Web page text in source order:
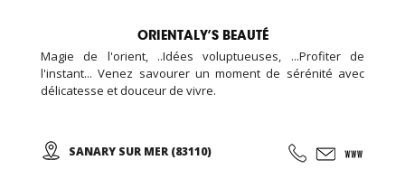
ORIENTALY’S BEAUTÉ
Magie de l'orient, ..Idées voluptueuses, ...Profiter de
l'instant... Venez savourer un moment de sérénité avec
délicatesse et douceur de vivre.
SANARY SUR MER (83110)